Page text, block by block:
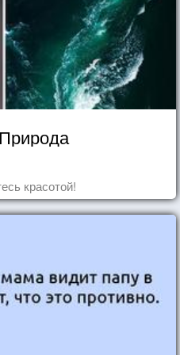
красотой!